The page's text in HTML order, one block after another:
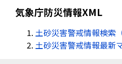
気象庁防災情報XML
土砂災害警戒情報検索
土砂災害警戒情報最新